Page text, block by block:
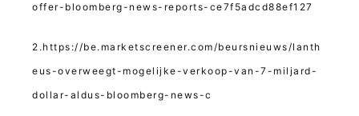
offer-bloomberg-news-reports-ce7f5adcd88ef127
2.https://be.marketscreener.com/beursnieuws/lanth
eus-overweegt-mogelijke-verkoop-van-7-miljard-
dollar-aldus-bloomberg-news-c